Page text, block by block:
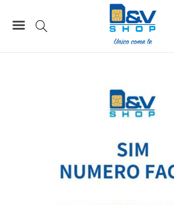
SIM Kena Mobile Numero Facile